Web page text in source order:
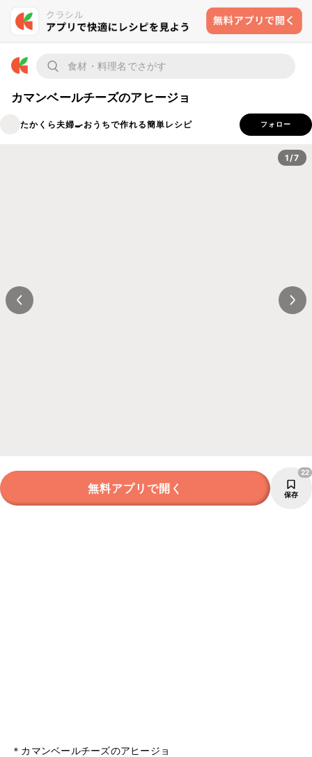
カマンベールチーズのアヒージョ
たかくら夫婦🍳おうちで作れる簡単レシピ フォロー
1/7
無料アプリで開く 保存
22
＊カマンベールチーズのアヒージョ